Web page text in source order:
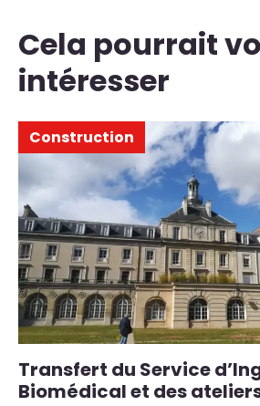
Cela pourrait
intéresser
Construction
Transfert du Service
Biomédical et des